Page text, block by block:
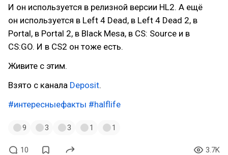
И он используется в релизной версии HL2. А ещё
он используется в Left 4 Dead, в Left 4 Dead 2, в
Portal, в Portal 2, в Black Mesa, в CS: Source и в
CS:GO. И в CS2 он тоже есть.
Живите с этим.
Взято с канала Deposit.
#интересныефакты #halflife
9 3 3 1 1
10 3.7K